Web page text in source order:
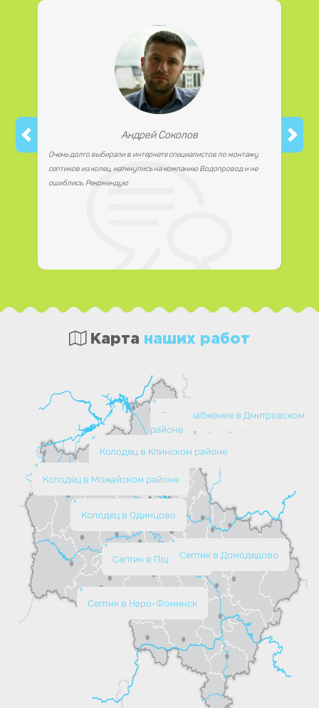
работаем с юридическими лицами.
Андрей Соколов
Очень долго выбирали в интернете специалистов по монтажу
септиков из колец, наткнулись на компанию Водопровод и не
ошиблись. Рекомендую
Карта наших работ
Колодец в Одинцово
Септик в Подольске
Септик в Наро-Фоминск
Колодец в Клинском районе
Колодец в Можайском районе
Водоснабжение в Дмитровском
районе
Септик в Домодедово